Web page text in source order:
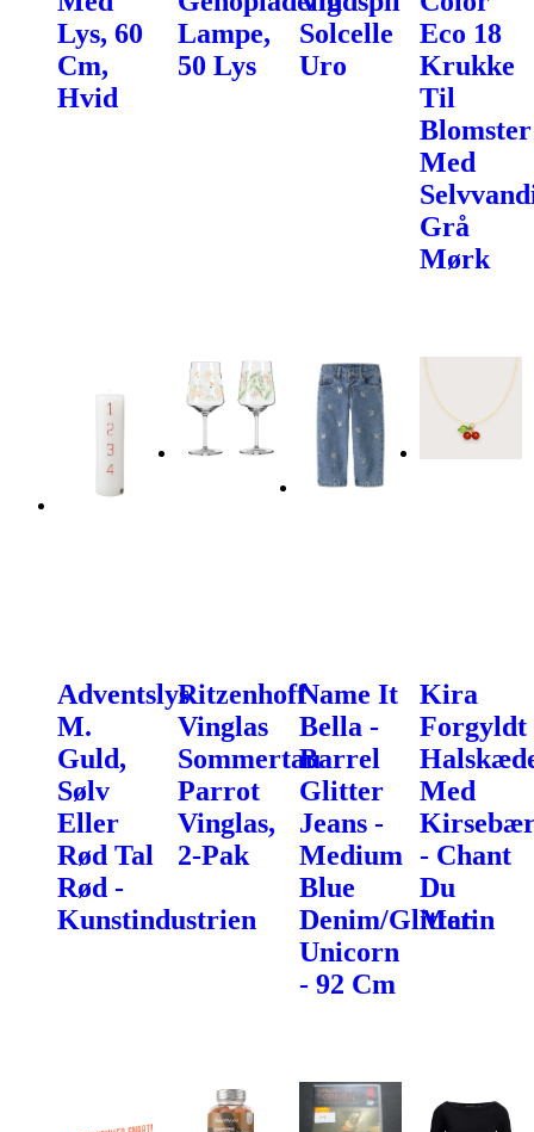
Lys, 60
Cm,
Hvid
Lampe,
50 Lys
Solcelle
Uro
Eco 18
Krukke
Til
Blomster
Med
Grå
Mørk
Adventslys
M.
Guld,
Sølv
Eller
Rød Tal
Rød -
Kunstindustrien
Ritzenhoff
Vinglas
Sommertau
Parrot
Vinglas,
2-Pak
Name It
Bella -
Barrel
Glitter
Jeans -
Medium
Blue
Denim/Glitter
Unicorn
- 92 Cm
Kira
Forgyldt
Med
- Chant
Du
Matin